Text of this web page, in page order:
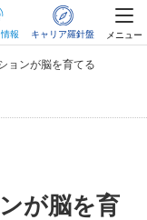
報 キャリア羅針盤 メニュー
ョンが脳を育てる
が脳を育